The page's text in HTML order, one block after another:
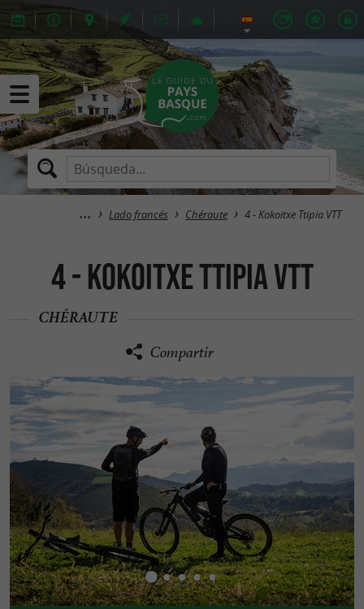
Lado francés Chéraute 4 - Kokoitxe Ttipia VTT
4 - Kokoitxe Ttipia VTT
CHÉRAUTE
Compartir